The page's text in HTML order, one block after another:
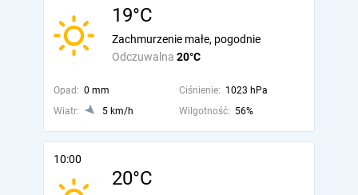
19°C
Odczuwalna 20°C
Zachmurzenie małe, pogodnie
Opad: 0 mm Ciśnienie: 1023 hPa
Wiatr:
5 km/h Wilgotność: 56%
10:00
20°C